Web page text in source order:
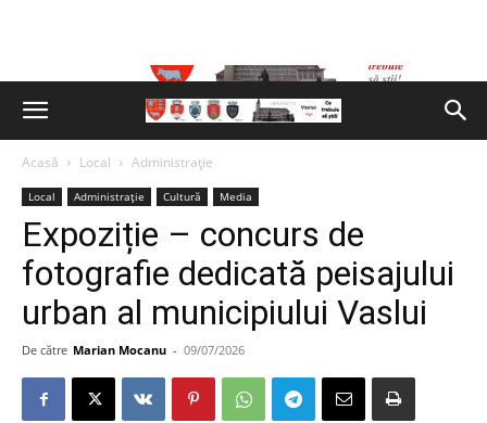
Acasă Local Administrație
Local Administrație Cultură Media
Expoziție – concurs de
fotografie dedicată peisajului
urban al municipiului Vaslui
De către Marian Mocanu - 09/07/2026